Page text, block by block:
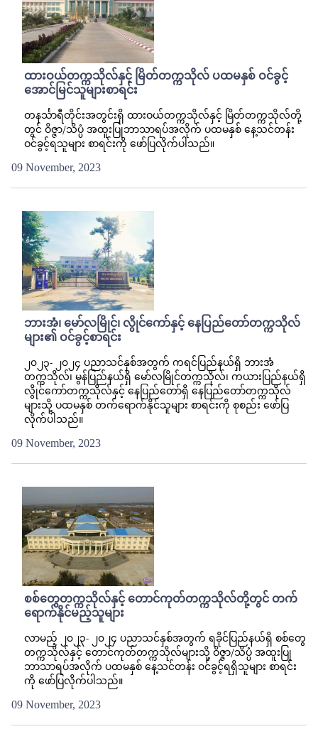
ထားဝယ်တက္ကသိုလ်နှင့် မြိတ်တက္ကသိုလ် ပထမနှစ် ဝင်ခွင့်
အောင်မြင်သူများစာရင်း
တနင်္သာရီတိုင်းအတွင်းရှိ ထားဝယ်တက္ကသိုလ်နှင့် မြိတ်တက္ကသိုလ်တို့
တွင် ဝိဇ္ဇာ/သိပ္ပံ အထူးပြုဘာသာရပ်အလိုက် ပထမနှစ် နေ့သင်တန်း
ဝင်ခွင့်ရသူများ စာရင်းကို ဖော်ပြလိုက်ပါသည်။
09 November, 2023
ဘားအံ၊ မော်လမြိုင်၊ လွိုင်ကော်နှင့် နေပြည်တော်တက္ကသိုလ်
များ၏ ဝင်ခွင့်စာရင်း
၂၀၂၃- ၂၀၂၄ ပညာသင်နှစ်အတွက် ကရင်ပြည်နယ်ရှိ ဘားအံ
တက္ကသိုလ်၊ မွန်ပြည်နယ်ရှိ မော်လမြိုင်တက္ကသိုလ်၊ ကယားပြည်နယ်ရှိ
လွိုင်ကော်တက္ကသိုလ်နှင့် နေပြည်တော်ရှိ နေပြည်တော်တက္ကသိုလ်
များသို့ ပထမနှစ် တက်ရောက်နိုင်သူများ စာရင်းကို စုစည်း ဖော်ပြ
လိုက်ပါသည်။
09 November, 2023
စစ်တွေတက္ကသိုလ်နှင့် တောင်ကုတ်တက္ကသိုလ်တို့တွင် တက်
ရောက်နိုင်မည့်သူများ
လာမည့် ၂၀၂၃- ၂၀၂၄ ပညာသင်နှစ်အတွက် ရခိုင်ပြည်နယ်ရှိ စစ်တွေ
တက္ကသိုလ်နှင့် တောင်ကုတ်တက္ကသိုလ်များသို့ ဝိဇ္ဇာ/သိပ္ပံ အထူးပြု
ဘာသာရပ်အလိုက် ပထမနှစ် နေ့သင်တန်း ဝင်ခွင့်ရရှိသူများ စာရင်း
ကို ဖော်ပြလိုက်ပါသည်။
09 November, 2023